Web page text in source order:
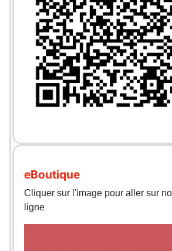
eBoutique
Cliquer sur l'image pour aller sur
ligne